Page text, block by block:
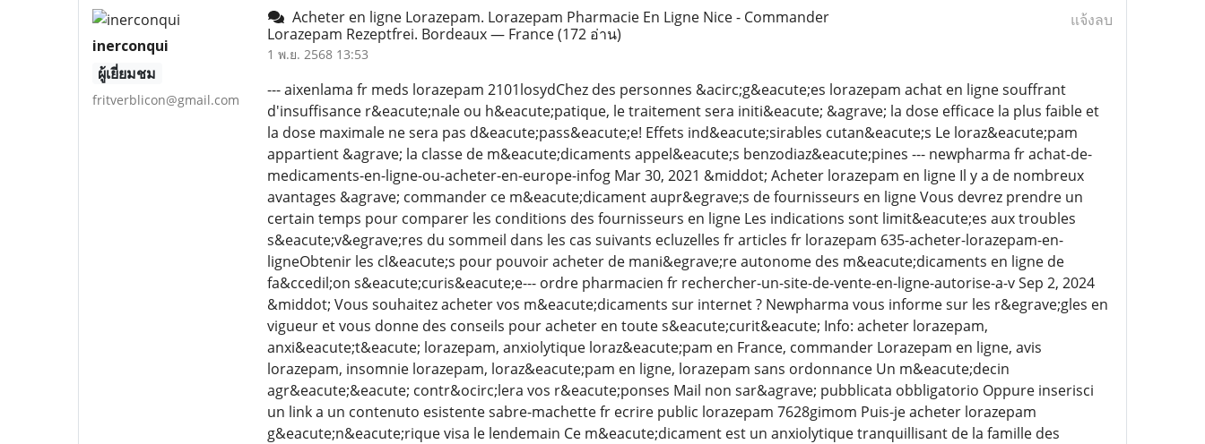
inerconqui
ผู้เยี่ยมชม
fritverblicon@gmail.com
Acheter en ligne Lorazepam. Lorazepam Pharmacie En Ligne Nice - Commander
Lorazepam Rezeptfrei. Bordeaux — France(172 อ่าน)
1 พ.ย. 2568 13:53
แจ้งลบ
--- aixenlama fr meds lorazepam 2101losydChez des personnes &acirc;g&eacute;es lorazepam achat en ligne souffrant
d'insuffisance r&eacute;nale ou h&eacute;patique, le traitement sera initi&eacute; &agrave; la dose efficace la plus faible et
la dose maximale ne sera pas d&eacute;pass&eacute;e! Effets ind&eacute;sirables cutan&eacute;s Le loraz&eacute;pam
appartient &agrave; la classe de m&eacute;dicaments appel&eacute;s benzodiaz&eacute;pines --- newpharma fr achat-de-
medicaments-en-ligne-ou-acheter-en-europe-infog Mar 30, 2021 &middot; Acheter lorazepam en ligne Il y a de nombreux
avantages &agrave; commander ce m&eacute;dicament aupr&egrave;s de fournisseurs en ligne Vous devrez prendre un
certain temps pour comparer les conditions des fournisseurs en ligne Les indications sont limit&eacute;es aux troubles
s&eacute;v&egrave;res du sommeil dans les cas suivants ecluzelles fr articles fr lorazepam 635-acheter-lorazepam-en-
ligneObtenir les cl&eacute;s pour pouvoir acheter de mani&egrave;re autonome des m&eacute;dicaments en ligne de
fa&ccedil;on s&eacute;curis&eacute;e--- ordre pharmacien fr rechercher-un-site-de-vente-en-ligne-autorise-a-v Sep 2, 2024
&middot; Vous souhaitez acheter vos m&eacute;dicaments sur internet ? Newpharma vous informe sur les r&egrave;gles en
vigueur et vous donne des conseils pour acheter en toute s&eacute;curit&eacute; Info: acheter lorazepam,
anxi&eacute;t&eacute; lorazepam, anxiolytique loraz&eacute;pam en France, commander Lorazepam en ligne, avis
lorazepam, insomnie lorazepam, loraz&eacute;pam en ligne, lorazepam sans ordonnance Un m&eacute;decin
agr&eacute;&eacute; contr&ocirc;lera vos r&eacute;ponses Mail non sar&agrave; pubblicata obbligatorio Oppure inserisci
un link a un contenuto esistente sabre-machette fr ecrire public lorazepam 7628gimom Puis-je acheter lorazepam
g&eacute;n&eacute;rique visa le lendemain Ce m&eacute;dicament est un anxiolytique tranquillisant de la famille des